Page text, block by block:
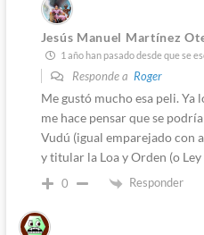
Jesús Manuel Martínez
1 año han pasado desde que se
Responde a Roger
Me gustó mucho esa peli. Ya
me hace pensar que se
Vudú (igual emparejado con
y titular la Loa y Orden (o Ley
0 Responder